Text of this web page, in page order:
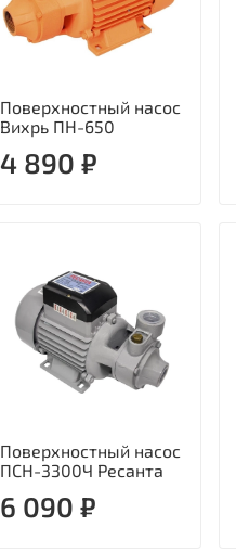
Поверхностный насос
Вихрь ПН-650
4 890 ₽
Поверхностный насос
ПСН-3300Ч Ресанта
6 090 ₽